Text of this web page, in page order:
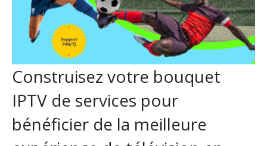
Construisez votre bouquet
IPTV de services pour
bénéficier de la meilleure